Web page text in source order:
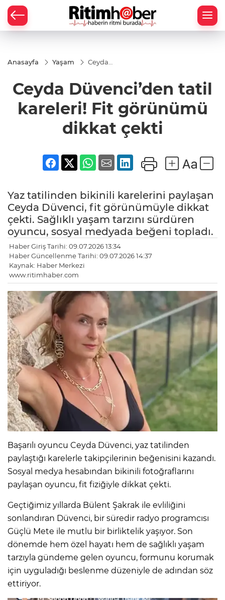
Anasayfa Yaşam
Ceyda
Fit
görünümü
dikkat çekti
Ceyda Düvenci’den tatil
kareleri! Fit görünümü
dikkat çekti
Yaz tatilinden bikinili karelerini paylaşan
Ceyda Düvenci, fit görünümüyle dikkat
çekti. Sağlıklı yaşam tarzını sürdüren
oyuncu, sosyal medyada beğeni topladı.
Haber Giriş Tarihi: 09.07.2026 13:34
Haber Güncellenme Tarihi: 09.07.2026 14:37
Kaynak: Haber Merkezi
www.ritimhaber.com
Başarılı oyuncu Ceyda Düvenci, yaz tatilinden
paylaştığı karelerle takipçilerinin beğenisini kazandı.
Sosyal medya hesabından bikinili fotoğraflarını
paylaşan oyuncu, fit fiziğiyle dikkat çekti.
Geçtiğimiz yıllarda Bülent Şakrak ile evliliğini
sonlandıran Düvenci, bir süredir radyo programcısı
Güçlü Mete ile mutlu bir birliktelik yaşıyor. Son
dönemde hem özel hayatı hem de sağlıklı yaşam
tarzıyla gündeme gelen oyuncu, formunu korumak
için uyguladığı beslenme düzeniyle de adından söz
ettiriyor.